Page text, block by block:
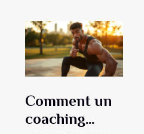
Comment un
coaching